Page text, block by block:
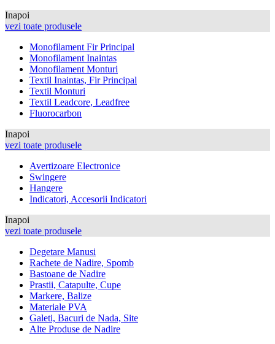
Inapoi
vezi toate produsele
Monofilament Fir Principal
Monofilament Inaintas
Monofilament Monturi
Textil Inaintas, Fir Principal
Textil Monturi
Textil Leadcore, Leadfree
Fluorocarbon
Inapoi
vezi toate produsele
Avertizoare Electronice
Swingere
Hangere
Indicatori, Accesorii Indicatori
Inapoi
vezi toate produsele
Degetare Manusi
Rachete de Nadire, Spomb
Bastoane de Nadire
Prastii, Catapulte, Cupe
Markere, Balize
Materiale PVA
Galeti, Bacuri de Nada, Site
Alte Produse de Nadire